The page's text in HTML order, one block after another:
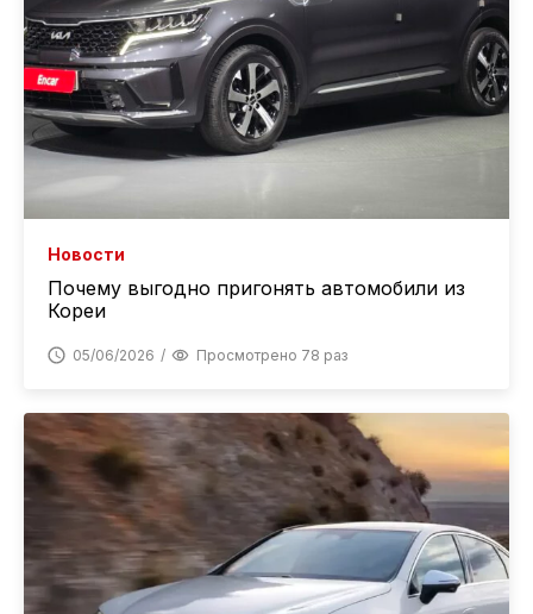
Новости
Почему выгодно пригонять автомобили из
Кореи
05/06/2026 Просмотрено 78 раз